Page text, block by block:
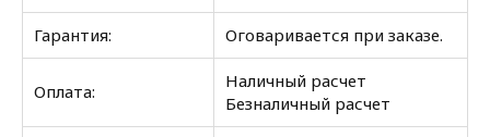
Гарантия: Оговаривается при заказе.
Оплата:
Наличный расчет
Безналичный расчет